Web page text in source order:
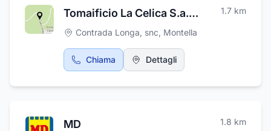
alla sabbiatura, in grado di offrire consulenze
personalizzate per soddisfare al meglio le
vostre esigenze
Tomaificio La Celica S.a.s di De Simone Aurelio & Co. 1.7 km
Contrada Longa, snc, Montella
Chiama Dettagli
MD 1.8 km